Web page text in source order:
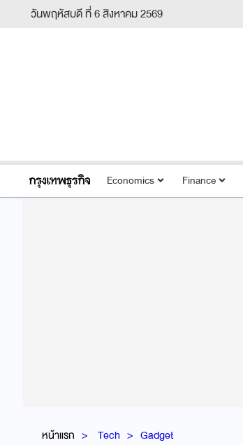
วันพฤหัสบดี ที่ 6 สิงหาคม 2569
Economics Finance
หน้าแรก Tech Gadget